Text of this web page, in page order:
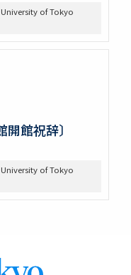
of Tokyo
館祝辞〕
of Tokyo